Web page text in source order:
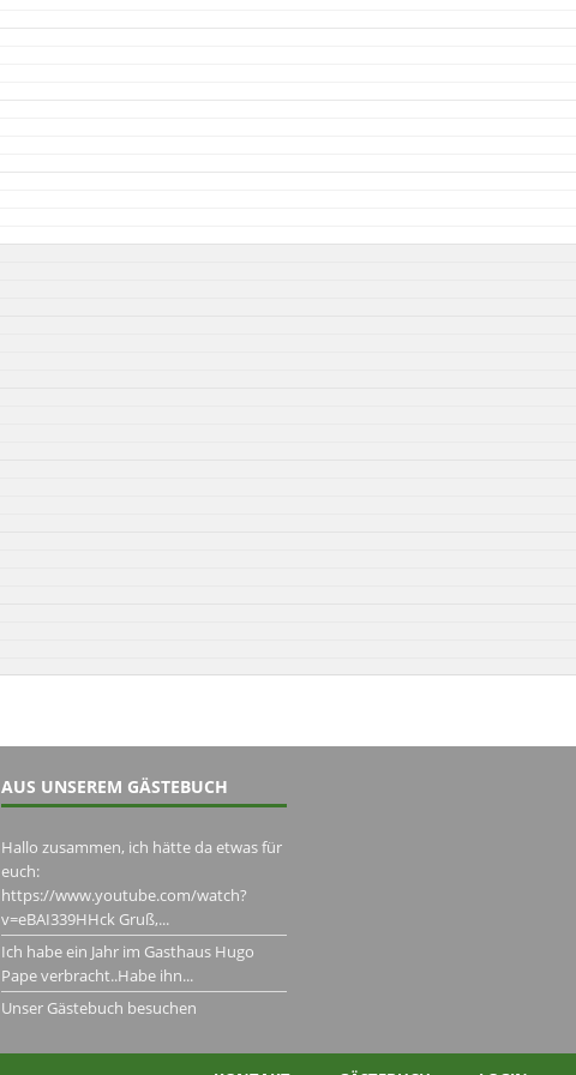
AUS UNSEREM GÄSTEBUCH
Hallo zusammen, ich hätte da etwas für
euch:
https://www.youtube.com/watch?
v=eBAI339HHck Gruß,...
Ich habe ein Jahr im Gasthaus Hugo
Pape verbracht..Habe ihn...
Unser Gästebuch besuchen